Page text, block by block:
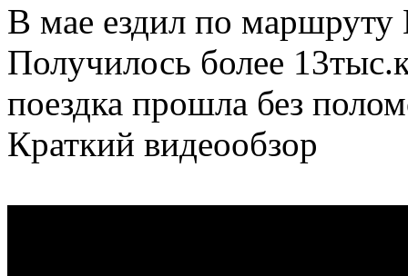
В мае ездил по маршруту
Получилось более
поездка прошла без
Краткий видеообзор